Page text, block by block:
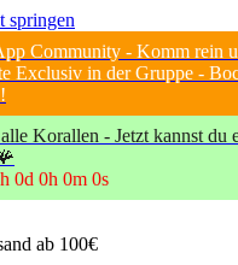
springen
Community - Komm rein
Exclusiv in der Gruppe -
Korallen - Jetzt kannst du
0d 0h 0m 0s
ab 100€